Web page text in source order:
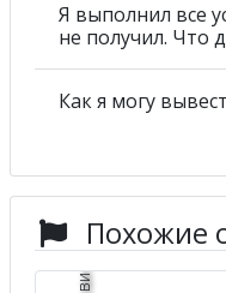
Я выполнил все
не получил. Что
Как я могу
Похожие